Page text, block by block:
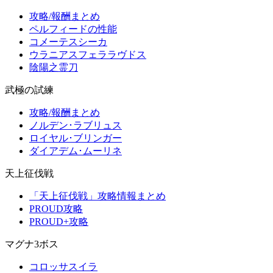
攻略/報酬まとめ
ペルフィードの性能
コメーテスシーカ
ウラニアスフェララヴドス
陰陽之霊刀
武極の試練
攻略/報酬まとめ
ノルデン･ラブリュス
ロイヤル･ブリンガー
ダイアデム･ムーリネ
天上征伐戦
「天上征伐戦」攻略情報まとめ
PROUD攻略
PROUD+攻略
マグナ3ボス
コロッサスイラ